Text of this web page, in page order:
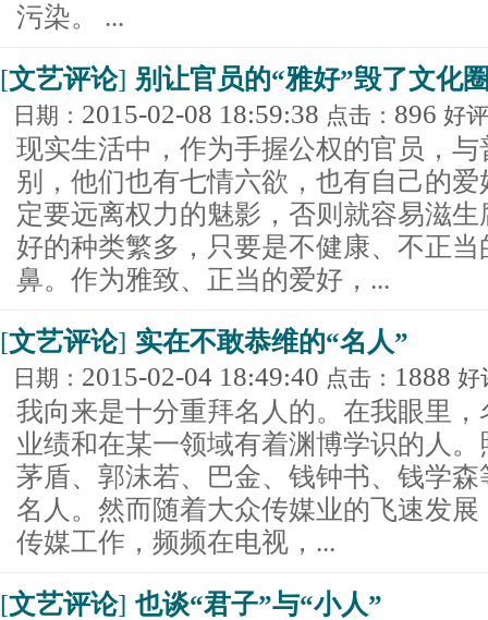
污染。 ...
[文艺评论] 别让官员的“雅好”毁了文化
日期： 2015-02-08 18:59:38 点击： 896 好
现实生活中，作为手握公权的官员，
别，他们也有七情六欲，也有自己的
定要远离权力的魅影，否则就容易滋
好的种类繁多，只要是不健康、不正
鼻。作为雅致、正当的爱好，...
[文艺评论] 实在不敢恭维的“名人”
日期： 2015-02-04 18:49:40 点击： 1888 好
我向来是十分重拜名人的。在我眼里
业绩和在某一领域有着渊博学识的人
茅盾、郭沫若、巴金、钱钟书、钱学
名人。然而随着大众传媒业的飞速发
传媒工作，频频在电视，...
[文艺评论] 也谈“君子”与“小人”